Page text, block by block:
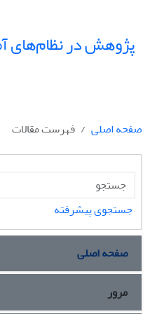
پژوهش در نظام‌های
صفحه اصلی
فهرست مقالات
جستجوی پیشرفته
صفحه اصلی
مرور